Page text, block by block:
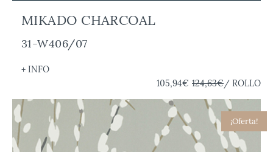
MIKADO CHARCOAL
31-W406/07
+ INFO
105,94€ 124,63€/ ROLLO
¡Oferta!